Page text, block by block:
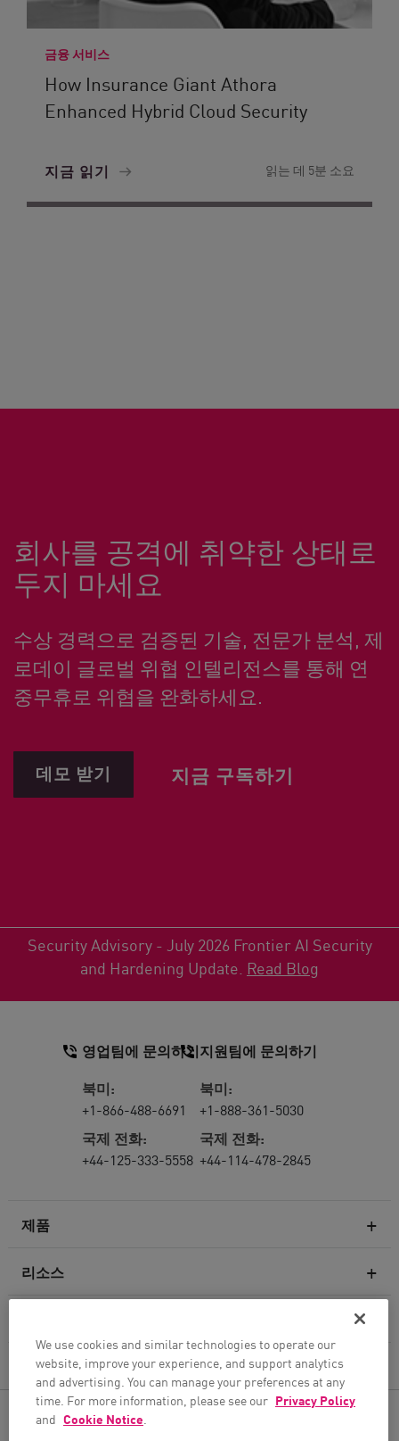
금융 서비스
How Insurance Giant Athora
Enhanced Hybrid Cloud Security
지금 읽기 읽는 데 5분 소요
회사를 공격에 취약한 상태로
두지 마세요
수상 경력으로 검증된 기술, 전문가 분석, 제
로데이 글로벌 위협 인텔리전스를 통해 연
중무휴로 위협을 완화하세요.
데모 받기 지금 구독하기
Security Advisory - July 2026 Frontier AI Security
and Hardening Update. Read Blog
제품
차세대 방화벽
클라우드 네트워크 보안
WAF
리소스
회사
영업팀에 문의하기
북미:
+1-866-488-6691
국제 전화:
+44-125-333-5558
지원팀에 문의하기
북미:
+1-888-361-5030
국제 전화:
+44-114-478-2845
팔로우하기
We use cookies and similar technologies to operate our
website, improve your experience, and support analytics
and advertising. You can manage your preferences at any
time. For more information, please see our Privacy Policy
and Cookie Notice.